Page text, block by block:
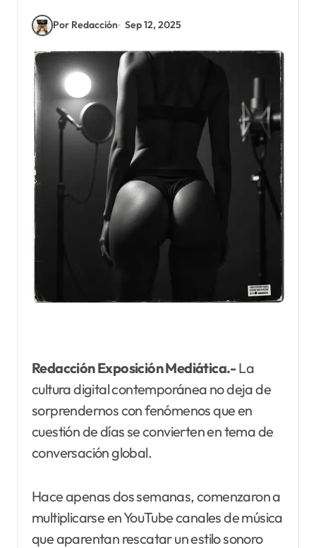
Por Redacción Sep 12, 2025
Redacción Exposición Mediática.-La
cultura digital contemporánea no deja de
sorprendernos con fenómenos que en
cuestión de días se convierten en tema de
conversación global.
Hace apenas dos semanas, comenzaron a
multiplicarse en YouTube canales de música
que aparentan rescatar un estilo sonoro